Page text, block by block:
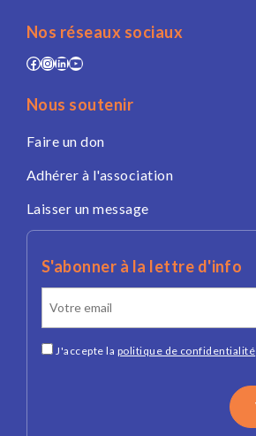
Nos réseaux sociaux
Facebook
Instagram
LinkedIn
YouTube
Nous soutenir
Faire un don
Adhérer à l'association
Laisser un message
S'abonner à la lettre d'info
J'accepte la politique de confidentialité